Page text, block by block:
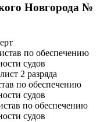
Новгорода №
по обеспечению
судов
2 разряда
по обеспечению
судов
по обеспечению
судов